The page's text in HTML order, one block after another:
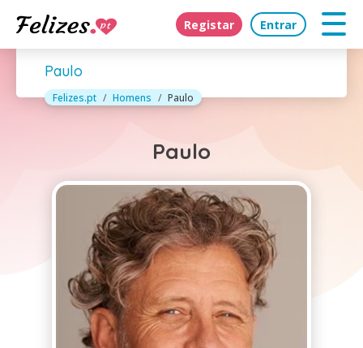
Registar Entrar
Paulo
Felizes.pt Homens Paulo
Paulo